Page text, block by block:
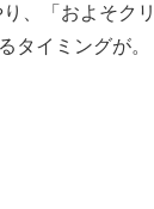
、「およそク
タイミングが。